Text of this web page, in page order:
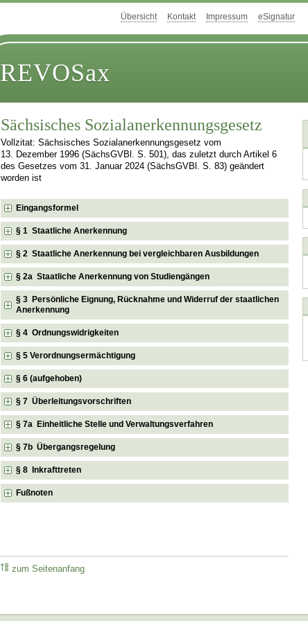
Übersicht Kontakt Impressum eSignatur
REVOSax
Sächsisches Sozialanerkennungsgesetz
Vollzitat: Sächsisches Sozialanerkennungsgesetz vom
13. Dezember 1996 (SächsGVBl. S. 501), das zuletzt durch Artikel 6
des Gesetzes vom 31. Januar 2024 (SächsGVBl. S. 83) geändert
worden ist
Eingangsformel
§ 1 Staatliche Anerkennung
§ 2 Staatliche Anerkennung bei vergleichbaren Ausbildungen
§ 2a Staatliche Anerkennung von Studiengängen
§ 3 Persönliche Eignung, Rücknahme und Widerruf der staatlichen
Anerkennung
§ 4 Ordnungswidrigkeiten
§ 5 Verordnungsermächtigung
§ 6 (aufgehoben)
§ 7 Überleitungsvorschriften
§ 7a Einheitliche Stelle und Verwaltungsverfahren
§ 7b Übergangsregelung
§ 8 Inkrafttreten
Fußnoten
zum Seitenanfang